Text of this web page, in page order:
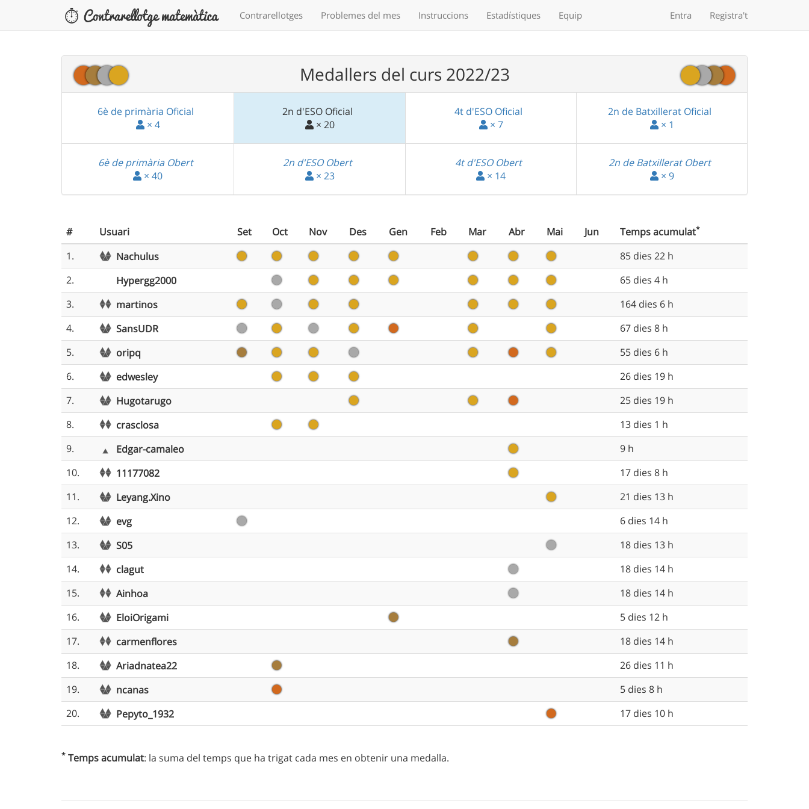
Contrarellotges Problemes del mes Instruccions Estadístiques Equip Entra Registra't
Medallers del curs 2022/23
6è de primària Oficial
× 4
2n d'ESO Oficial
× 20
4t d'ESO Oficial
× 7
2n de Batxillerat Oficial
× 1
6è de primària Obert
× 40
2n d'ESO Obert
× 23
4t d'ESO Obert
× 14
2n de Batxillerat Obert
× 9
# Usuari Set Oct Nov Des Gen Feb Mar Abr Mai Jun Tempsacumulat*
1. Nachulus
85 dies 22 h
2.
Hypergg2000
65 dies 4 h
3.
martinos
164 dies 6 h
4.
SansUDR
67 dies 8 h
5.
oripq
55 dies 6 h
6.
edwesley
26 dies 19 h
7.
Hugotarugo
25 dies 19 h
8.
crasclosa
13 dies 1 h
9.
Edgar-camaleo
9 h
10.
11177082
17 dies 8 h
11.
Leyang.Xino
21 dies 13 h
12.
evg
6 dies 14 h
13.
S05
18 dies 13 h
14.
clagut
18 dies 14 h
15.
Ainhoa
18 dies 14 h
16.
EloiOrigami
5 dies 12 h
17.
carmenflores
18 dies 14 h
18.
Ariadnatea22
26 dies 11 h
19.
ncanas
5 dies 8 h
20.
Pepyto_1932 17 dies 10 h
* Temps acumulat: la suma del temps que ha trigat cada mes en obtenir una medalla.